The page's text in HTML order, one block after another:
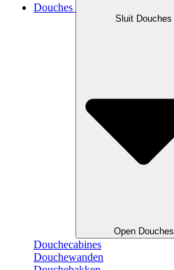
Douches
Sluit Douches
Open Douches
Douchecabines
Douchewanden